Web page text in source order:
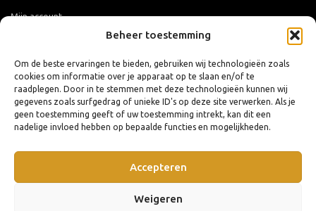
Beheer toestemming
Om de beste ervaringen te bieden, gebruiken wij technologieën zoals
cookies om informatie over je apparaat op te slaan en/of te
raadplegen. Door in te stemmen met deze technologieën kunnen wij
gegevens zoals surfgedrag of unieke ID's op deze site verwerken. Als je
geen toestemming geeft of uw toestemming intrekt, kan dit een
nadelige invloed hebben op bepaalde functies en mogelijkheden.
Accepteren
Weigeren
Mijn account
Groothandel aanmelden
Levertijd en verzending
Retouren en ruilen
Algemene voorwaarden
Privacy policy